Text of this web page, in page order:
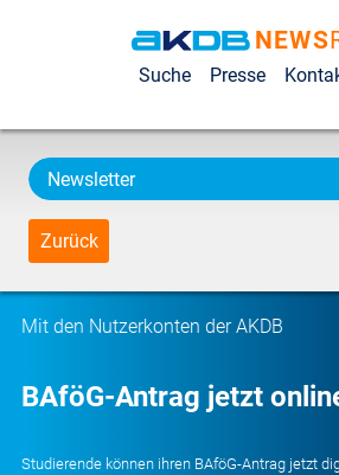
AKDB Anstalt
Kommunale
Datenverarbeitung
in Bayern
NEWS
Suche Presse
Newsletter
Zurück
Mit den Nutzerkonten der AKDB
BAföG-Antrag jetzt
Studierende können ihren BAföG-Antrag jetzt